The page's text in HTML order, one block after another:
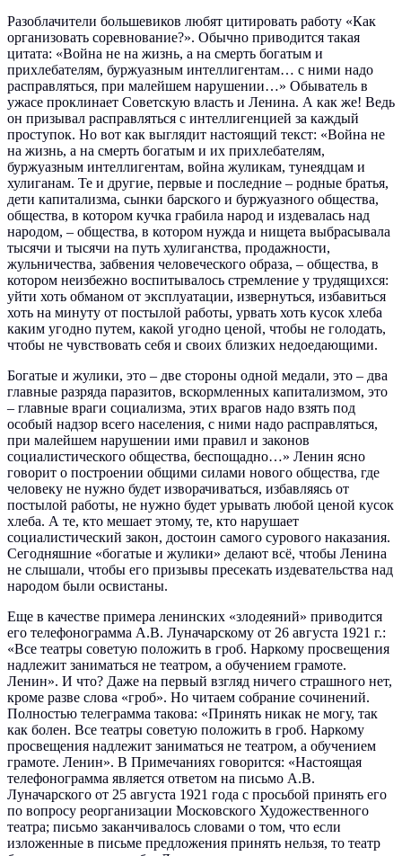
Разоблачители большевиков любят цитировать работу «Как
организовать соревнование?». Обычно приводится такая
цитата: «Война не на жизнь, а на смерть богатым и
прихлебателям, буржуазным интеллигентам… с ними надо
расправляться, при малейшем нарушении…» Обыватель в
ужасе проклинает Советскую власть и Ленина. А как же! Ведь
он призывал расправляться с интеллигенцией за каждый
проступок. Но вот как выглядит настоящий текст: «Война не
на жизнь, а на смерть богатым и их прихлебателям,
буржуазным интеллигентам, война жуликам, тунеядцам и
хулиганам. Те и другие, первые и последние – родные братья,
дети капитализма, сынки барского и буржуазного общества,
общества, в котором кучка грабила народ и издевалась над
народом, – общества, в котором нужда и нищета выбрасывала
тысячи и тысячи на путь хулиганства, продажности,
жульничества, забвения человеческого образа, – общества, в
котором неизбежно воспитывалось стремление у трудящихся:
уйти хоть обманом от эксплуатации, извернуться, избавиться
хоть на минуту от постылой работы, урвать хоть кусок хлеба
каким угодно путем, какой угодно ценой, чтобы не голодать,
чтобы не чувствовать себя и своих близких недоедающими.
Богатые и жулики, это – две стороны одной медали, это – два
главные разряда паразитов, вскормленных капитализмом, это
– главные враги социализма, этих врагов надо взять под
особый надзор всего населения, с ними надо расправляться,
при малейшем нарушении ими правил и законов
социалистического общества, беспощадно…» Ленин ясно
говорит о построении общими силами нового общества, где
человеку не нужно будет изворачиваться, избавляясь от
постылой работы, не нужно будет урывать любой ценой кусок
хлеба. А те, кто мешает этому, те, кто нарушает
социалистический закон, достоин самого сурового наказания.
Сегодняшние «богатые и жулики» делают всё, чтобы Ленина
не слышали, чтобы его призывы пресекать издевательства над
народом были освистаны.
Еще в качестве примера ленинских «злодеяний» приводится
его телефонограмма А.В. Луначарскому от 26 августа 1921 г.:
«Все театры советую положить в гроб. Наркому просвещения
надлежит заниматься не театром, а обучением грамоте.
Ленин». И что? Даже на первый взгляд ничего страшного нет,
кроме разве слова «гроб». Но читаем собрание сочинений.
Полностью телеграмма такова: «Принять никак не могу, так
как болен. Все театры советую положить в гроб. Наркому
просвещения надлежит заниматься не театром, а обучением
грамоте. Ленин». В Примечаниях говорится: «Настоящая
телефонограмма является ответом на письмо А.В.
Луначарского от 25 августа 1921 года с просьбой принять его
по вопросу реорганизации Московского Художественного
театра; письмо заканчивалось словами о том, что если
изложенные в письме предложения принять нельзя, то театр